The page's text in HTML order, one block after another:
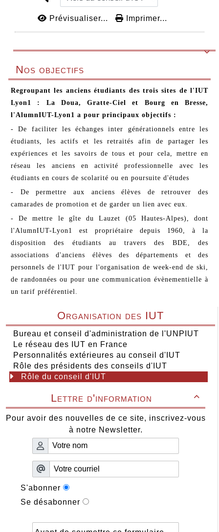
Organisation des IUT
Bureau et conseil d'administration de l'UNPIUT
Le réseau des IUT en France
Personnalités extérieures au conseil d'IUT
Rôle des présidents des conseils d'IUT
Rôle du conseil d'IUT

Lettre d'information
Pour avoir des nouvelles de ce site, inscrivez-vous
à notre Newsletter.
S'abonner
Se désabonner
Prévisualiser... Imprimer...

Nos objectifs
Regroupant les anciens étudiants des trois sites de l'IUT
Lyon1 : La Doua, Gratte-Ciel et Bourg en Bresse,
l'AlumnIUT-Lyon1 a pour principaux objectifs :
- De faciliter les échanges inter générationnels entre les
étudiants, les actifs et les retraités afin de partager les
expériences et les savoirs de tous et pour cela, mettre en
réseau les anciens en activité professionnelle avec les
étudiants en cours de scolarité ou en poursuite d'études
- De permettre aux anciens élèves de retrouver des
camarades de promotion et de garder un lien avec eux.
- De mettre le gîte du Lauzet (05 Hautes-Alpes), dont
l'AlumnIUT-Lyon1 est propriétaire depuis 1960, à la
disposition des étudiants au travers des BDE, des
associations d'anciens élèves des départements et des
personnels de l'IUT pour l'organisation de week-end de ski,
de randonnées ou pour une communication évènementielle à
un tarif préférentiel.